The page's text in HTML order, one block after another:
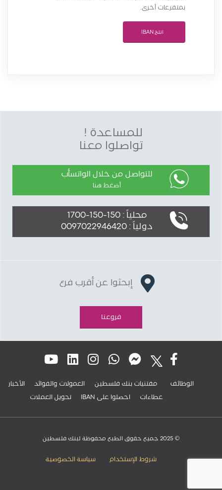
بمتفرعات أخرى.
انتج IBAN
للمساعدة !
تواصلوا معنا
للتواصل من خلال الواتسأب
أضغط هنا
محلياً : 150-150-1700
دولياً : 0097022946420
إبحثوا عن أقرب فرع
فروعنا
الوظائف مقتنيات بنك فلسطين العمولات والفوائد الأخبار
عطاءات IBAN احصلوا على تحويل العملات
© 2025 جميع حقوق الطبع محفوظة لبنك فلسطين
شروط الإستخدام سياسة الخصوصية